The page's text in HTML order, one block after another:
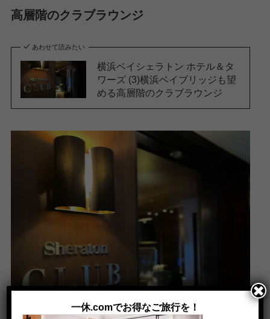
高層階のクラブラウンジ
あわせて読みたい
横浜ベイシェラトン ホテル＆タ
ワーズ (3)横浜ベイブリッジも望
める高層階のクラブラウンジ
一休.comでお得なご旅行を！
✖